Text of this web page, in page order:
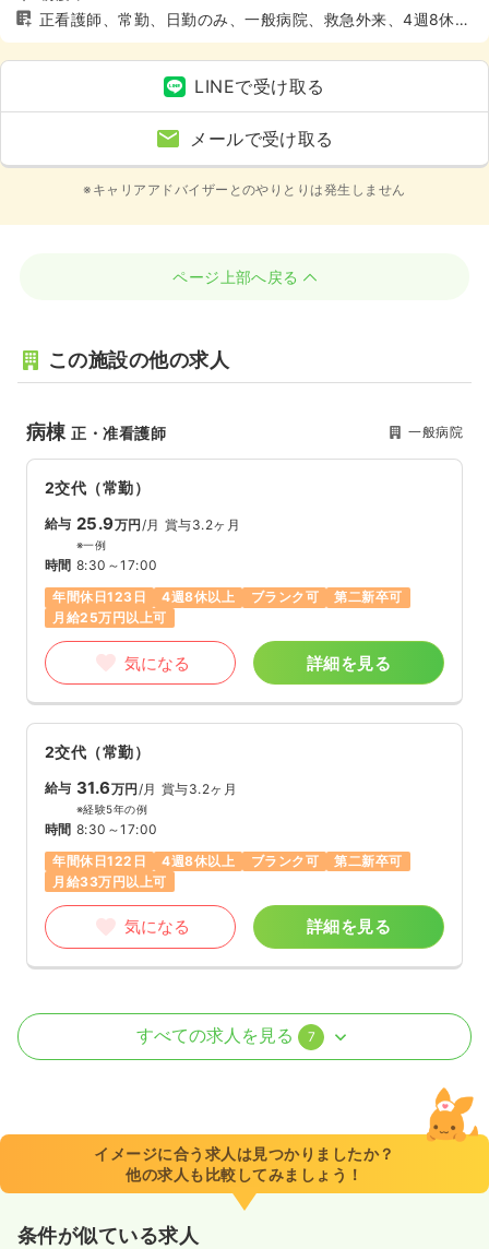
正看護師、常勤、日勤のみ、一般病院、救急外来、4週8休以
上
LINEで受け取る
メールで受け取る
※キャリアアドバイザーとのやりとりは発生しません
ページ上部へ戻る
この施設の他の求人
病棟正・准看護師 一般病院
2交代（常勤）
給与 25.9万円/月 賞与3.2ヶ月
※一例
時間 8:30～17:00
年間休日123日
4週8休以上 ブランク可
第二新卒可
月給25万円以上可
気になる 詳細を見る
2交代（常勤）
給与 31.6万円/月 賞与3.2ヶ月
※経験5年の例
時間 8:30～17:00
年間休日122日
4週8休以上 ブランク可
第二新卒可
月給33万円以上可
気になる 詳細を見る
オペ室(手術室)正・准看護師
8:30～17:00
8:30～17:00
月給34万円以上可
すべての求人を見る 7
イメージに合う求人は見つかりましたか？
他の求人も比較してみましょう！
条件が似ている求人